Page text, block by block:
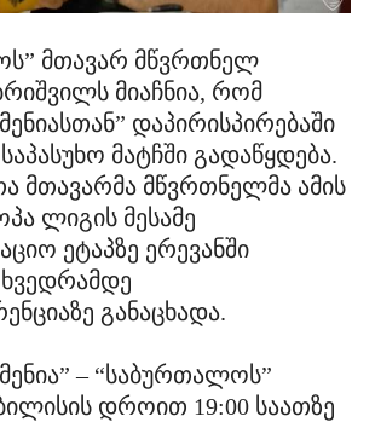
მთავარ მწვრთნელ
მიაჩნია, რომ
დაპირისპირებაში
მატჩში გადაწყდება.
მთავარმა მწვრთნელმა ამის
ლიგის მესამე
ეტაპზე ერევანში
განაცხადა.
– “საბურთალოს”
დროით 19:00 საათზე